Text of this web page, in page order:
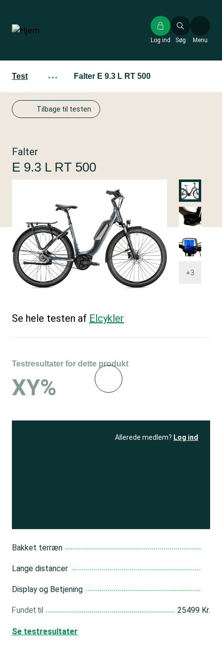
hovedindhold
Søg
Log ind Menu
Test ··· Falter E 9.3 L RT 500
Tilbage til testen
+3
Falter
E 9.3 L RT 500
Se hele testen af Elcykler
Testresultater for dette produkt
XY%
Allerede medlem? Log ind
Bakket terræn
Lange distancer
Display og Betjening
Fundet til 25499 Kr.
Se testresultater